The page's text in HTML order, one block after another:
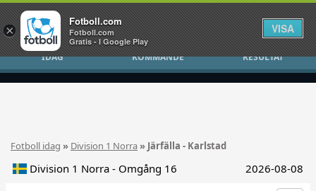
IDAG KOMMANDE RESULTAT
Fotboll idag » Division 1 Norra» Järfälla - Karlstad
Division 1 Norra - Omgång 16 2026-08-08
×
Fotboll.com
Fotboll.com
Gratis - I Google Play
VISA